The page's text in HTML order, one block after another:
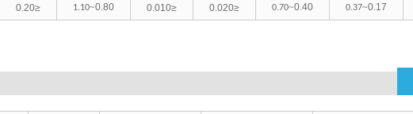
0.17
~
0.37
0.40
~
0.70
≤0.020
≤0.010
0.80
~
1.10
≤0.20